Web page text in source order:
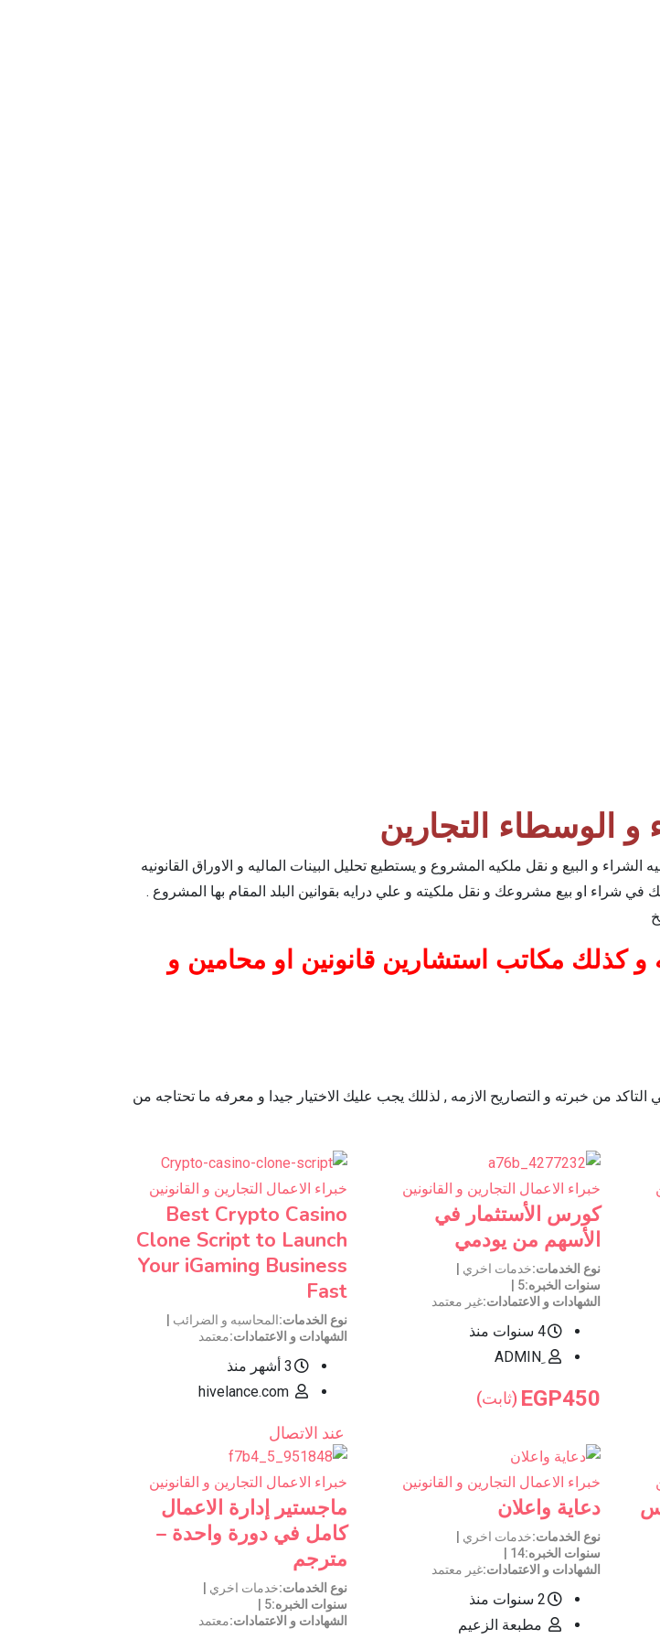
و الوسطاء التجارين
و البيع و نقل ملكيه المشروع و يستطيع تحليل البينات الماليه و الاوراق القانونيه
في شراء او بيع مشروعك و نقل ملكيته و علي درايه بقوانين البلد المقام بها المشروع .
كذلك مكاتب استشارين قانونين او محامين و
من خبرته و التصاريح الازمه , لذللك يجب عليك الاختيار جيدا و معرفه ما تحتاجه من
خبراء الاعمال التجارين و القانونين
كورس الأستثمار في
الأسهم من يودمي
نوع الخدمات خدمات اخري
سنوات الخبره 5
الشهادات و الاعتمادات غير معتمد
4 سنوات منذ
EGP450 (ثابت)
خبراء الاعمال التجارين و القانونين
Best Crypto Casino
Clone Script to Launch
Your iGaming Business
Fast
نوع الخدمات المحاسبه و الضرائب
الشهادات و الاعتمادات معتمد
3 أشهر منذ
hivelance.com
عند الاتصال
خبراء الاعمال التجارين و القانونين
دعاية واعلان
نوع الخدمات خدمات اخري
سنوات الخبره 14
الشهادات و الاعتمادات غير معتمد
2 سنوات منذ
مطبعة الزعيم
خبراء الاعمال التجارين و القانونين
ماجستير إدارة الاعمال
كامل في دورة واحدة –
مترجم
نوع الخدمات خدمات اخري
سنوات الخبره 5
الشهادات و الاعتمادات معتمد